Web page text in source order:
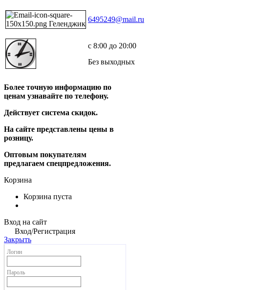
6495249@mail.ru
с 8:00 до 20:00
Без выходных
Более точную информацию по
ценам узнавайте по телефону.
Действует система скидок.
На сайте представлены цены в
розницу.
Оптовым покупателям
предлагаем спецпредложения.
Корзина
Корзина пуста
Вход на сайт
Вход/Регистрация
Закрыть
Логин
Пароль